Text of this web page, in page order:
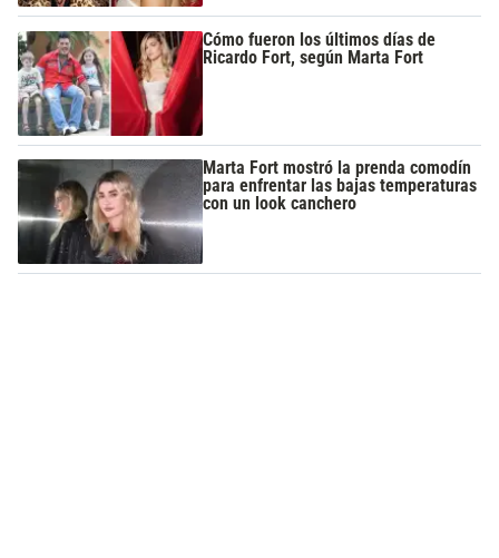
Cómo fueron los últimos días de
Ricardo Fort, según Marta Fort
Marta Fort mostró la prenda comodín
para enfrentar las bajas temperaturas
con un look canchero